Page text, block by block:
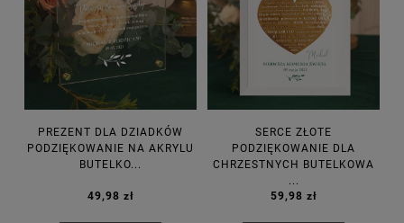
PREZENT DLA DZIADKÓW
PODZIĘKOWANIE NA AKRYLU
BUTELKO...
49,98 zł
SERCE ZŁOTE
PODZIĘKOWANIE DLA
CHRZESTNYCH BUTELKOWA
...
59,98 zł